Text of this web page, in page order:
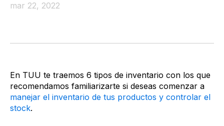
mar 22, 2022
En TUU te traemos 6 tipos de inventario con los que
recomendamos familiarizarte si deseas comenzar a
manejar el inventario de tus productos y controlar el
stock.